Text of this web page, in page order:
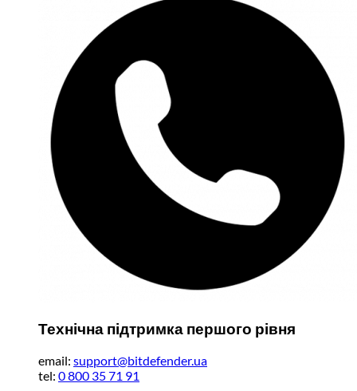
Технічна підтримка першого рівня
email: support@bitdefender.ua
tel: 0 800 35 71 91